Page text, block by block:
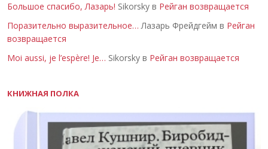
Большое спасибо, Лазарь! Sikorsky в Рейган возвращается
Поразительно выразительное… Лазарь Фрейдгейм в Рейган
возвращается
Moi aussi, je l’espère! Je… Sikorsky в Рейган возвращается
КНИЖНАЯ ПОЛКА